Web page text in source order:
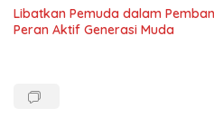
Libatkan Pemuda dalam
Peran Aktif Generasi Muda